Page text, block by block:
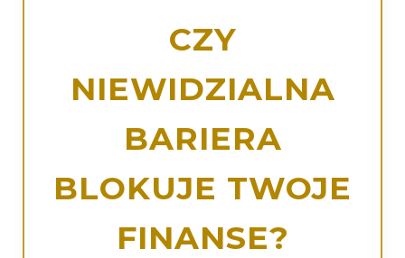
CZY
NIEWIDZIALNA
BARIERA
BLOKUJE TWOJE
FINANSE?